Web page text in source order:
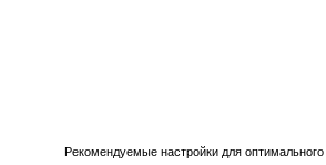
Рекомендуемые настройки для